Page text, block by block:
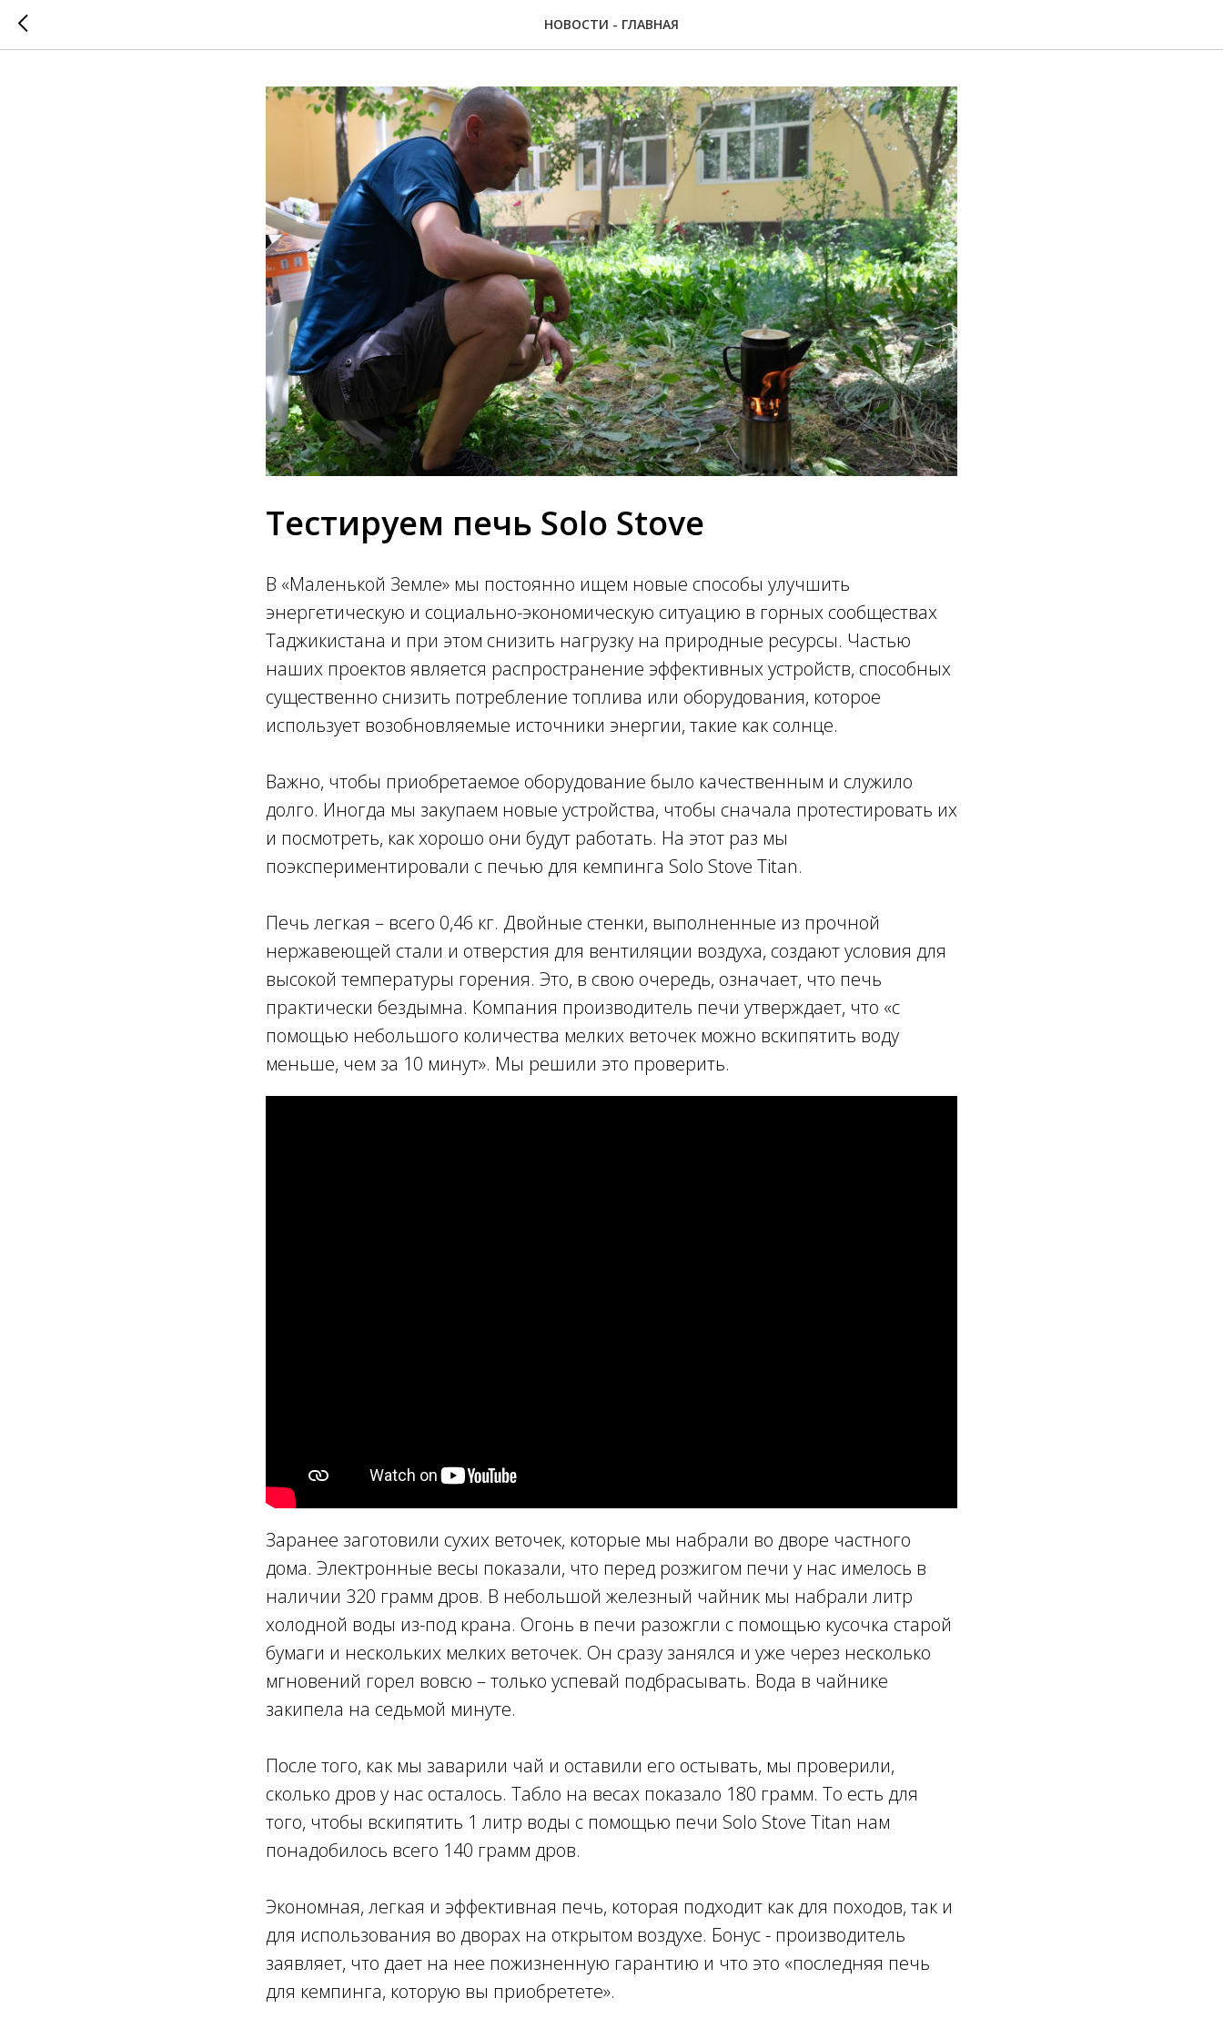
НОВОСТИ - ГЛАВНАЯ
Тестируем печь Solo Stove
В «Маленькой Земле» мы постоянно ищем новые способы улучшить
энергетическую и социально-экономическую ситуацию в горных сообществах
Таджикистана и при этом снизить нагрузку на природные ресурсы. Частью
наших проектов является распространение эффективных устройств, способных
существенно снизить потребление топлива или оборудования, которое
использует возобновляемые источники энергии, такие как солнце.
Важно, чтобы приобретаемое оборудование было качественным и служило
долго. Иногда мы закупаем новые устройства, чтобы сначала протестировать их
и посмотреть, как хорошо они будут работать. На этот раз мы
поэкспериментировали с печью для кемпинга Solo Stove Titan.
Печь легкая – всего 0,46 кг. Двойные стенки, выполненные из прочной
нержавеющей стали и отверстия для вентиляции воздуха, создают условия для
высокой температуры горения. Это, в свою очередь, означает, что печь
практически бездымна. Компания производитель печи утверждает, что «с
помощью небольшого количества мелких веточек можно вскипятить воду
меньше, чем за 10 минут». Мы решили это проверить.
Заранее заготовили сухих веточек, которые мы набрали во дворе частного
дома. Электронные весы показали, что перед розжигом печи у нас имелось в
наличии 320 грамм дров. В небольшой железный чайник мы набрали литр
холодной воды из-под крана. Огонь в печи разожгли с помощью кусочка старой
бумаги и нескольких мелких веточек. Он сразу занялся и уже через несколько
мгновений горел вовсю – только успевай подбрасывать. Вода в чайнике
закипела на седьмой минуте.
После того, как мы заварили чай и оставили его остывать, мы проверили,
сколько дров у нас осталось. Табло на весах показало 180 грамм. То есть для
того, чтобы вскипятить 1 литр воды с помощью печи Solo Stove Titan нам
понадобилось всего 140 грамм дров.
Экономная, легкая и эффективная печь, которая подходит как для походов, так и
для использования во дворах на открытом воздухе. Бонус - производитель
заявляет, что дает на нее пожизненную гарантию и что это «последняя печь
для кемпинга, которую вы приобретете».